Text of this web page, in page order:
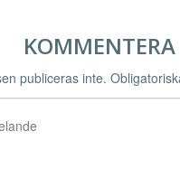
KOMMENTERA
publiceras inte.